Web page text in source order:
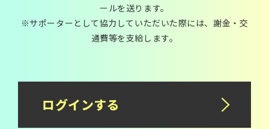
ールを送ります。
※サポーターとして協力していただいた際には、謝金・交
通費等を支給します。
ログインする